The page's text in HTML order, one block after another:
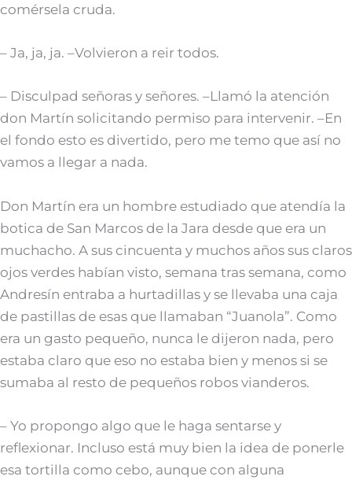
comérsela cruda.
– Ja, ja, ja. –Volvieron a reir todos.
– Disculpad señoras y señores. –Llamó la atención
don Martín solicitando permiso para intervenir. –En
el fondo esto es divertido, pero me temo que así no
vamos a llegar a nada.
Don Martín era un hombre estudiado que atendía la
botica de San Marcos de la Jara desde que era un
muchacho. A sus cincuenta y muchos años sus claros
ojos verdes habían visto, semana tras semana, como
Andresín entraba a hurtadillas y se llevaba una caja
de pastillas de esas que llamaban “Juanola”. Como
era un gasto pequeño, nunca le dijeron nada, pero
estaba claro que eso no estaba bien y menos si se
sumaba al resto de pequeños robos vianderos.
– Yo propongo algo que le haga sentarse y
reflexionar. Incluso está muy bien la idea de ponerle
esa tortilla como cebo, aunque con alguna